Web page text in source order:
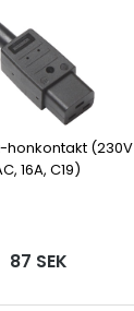
(230V
16A, C19)
87 SEK